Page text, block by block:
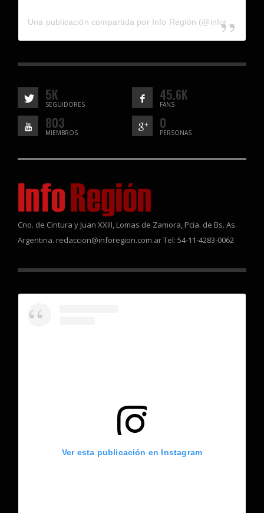
5K
SEGUIDORES
45.6K
FANS
803
MIEMBROS
0
PERSONAS
Cno. de Cintura y Juan XXIII, Lomas de Zamora, Pcia. de Bs. As.
Argentina. redaccion@inforegion.com.ar Tel: 54-11-4283-0062
Ver esta publicación en Instagram